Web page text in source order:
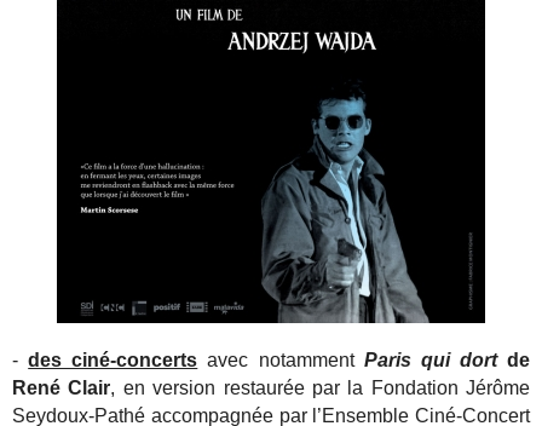
-des ciné-concerts avec notamment Paris qui dort de
René Clair, en version restaurée par la Fondation Jérôme
Seydoux-Pathé accompagnée par l’Ensemble Ciné-Concert